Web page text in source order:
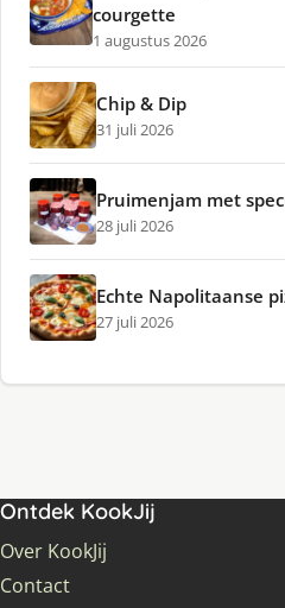
courgette
1 augustus 2026
Chip & Dip
31 juli 2026
Pruimenjam met
28 juli 2026
Echte Napolitaanse
27 juli 2026
Ontdek KookJij
Over KookJij
Contact